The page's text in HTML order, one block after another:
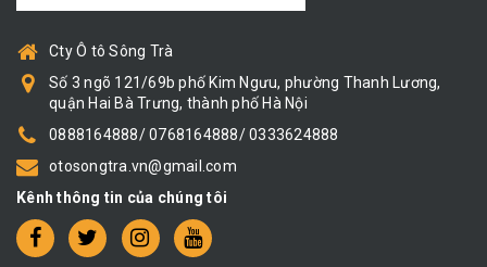
Cty Ô tô Sông Trà
Số 3 ngõ 121/69b phố Kim Ngưu, phường Thanh Lương,
quận Hai Bà Trưng, thành phố Hà Nội
0888164888/ 0768164888/ 0333624888
otosongtra.vn@gmail.com
Kênh thông tin của chúng tôi